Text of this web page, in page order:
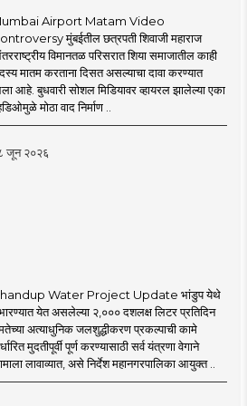
knowledge to
role and approach
with culture,
and tradition.
journalism with a view,
for the new era, and
'smart' Maharashtra will
game.
Airport Matam Video
मुंबईतील छत्रपती शिवाजी महाराज
विमानतळ परिसरात शिया समाजातील काही
मातम करताना दिसत असल्याचा दावा करण्यात
आहे. बुधवारी सोशल मिडियावर व्हायरल झालेल्या एका
मोठा वाद निर्माण ..
जून २०२६
Water Project Update भांडुप येथे
येत असलेल्या २,००० दशलक्ष लिटर प्रतिदिन
अत्याधुनिक जलशुद्धीकरण प्रकल्पाची कामे
मुदतीपूर्वी पूर्ण करण्यासाठी सर्व यंत्रणा वेगाने
लावाव्यात, असे निर्देश महानगरपालिका आयुक्त ..